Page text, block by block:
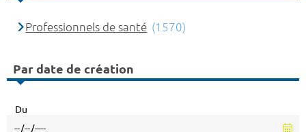
Professionnels de santé (1570)
Par date de création
Du